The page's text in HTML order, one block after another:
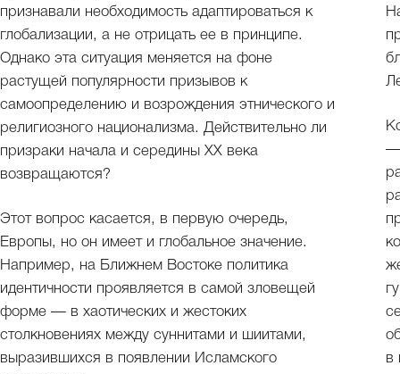
признавали необходимость адаптироваться к
глобализации, а не отрицать ее в принципе.
Однако эта ситуация меняется на фоне
растущей популярности призывов к
самоопределению и возрождения этнического и
религиозного национализма. Действительно ли
призраки начала и середины ХХ века
возвращаются?
Этот вопрос касается, в первую очередь,
Европы, но он имеет и глобальное значение.
Например, на Ближнем Востоке политика
идентичности проявляется в самой зловещей
форме — в хаотических и жестоких
столкновениях между суннитами и шиитами,
выразившихся в появлении Исламского
—
в